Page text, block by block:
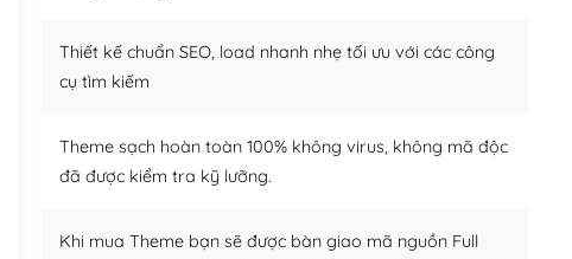
Thiết kế chuẩn SEO, load nhanh nhẹ tối ưu với các công
cụ tìm kiếm
Theme sạch hoàn toàn 100% không virus, không mã độc
đã được kiểm tra kỹ lưỡng.
Khi mua Theme bạn sẽ được bàn giao mã nguồn Full